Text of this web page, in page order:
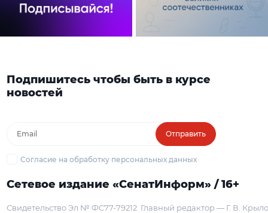
Подпишитесь чтобы быть в курсе
новостей
Отправить
Согласие на обработку персональных данных
Сетевое издание «СенатИнформ» / 16+
Свидетельство Эл № ФС77-79212 Главный редактор — Г. В.